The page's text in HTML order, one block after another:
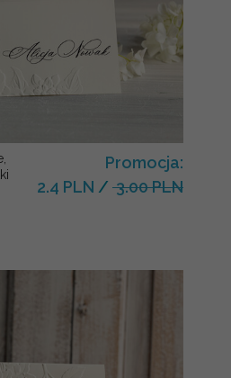
Promocja:
2.4 PLN / 3.00 PLN